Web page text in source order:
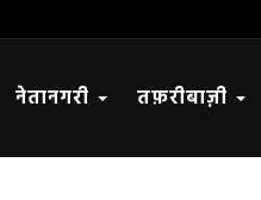
नेतानगरी तफ़रीबाज़ी